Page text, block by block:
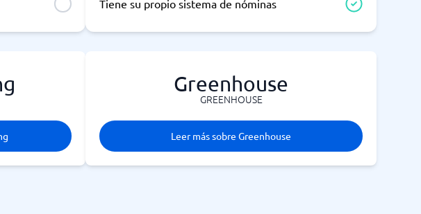
Tiene su propio sistema de nóminas
Greenhouse
GREENHOUSE
Leer más sobre Greenhouse